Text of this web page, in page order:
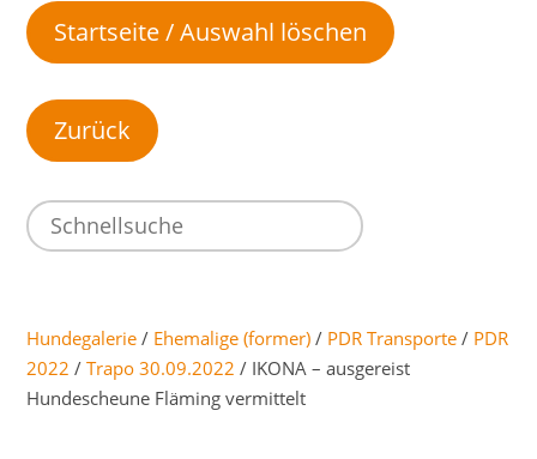
Startseite / Auswahl löschen
Hundegalerie / Ehemalige (former) / PDR Transporte / PDR
2022 /Trapo 30.09.2022 / IKONA – ausgereist
Hundescheune Fläming vermittelt